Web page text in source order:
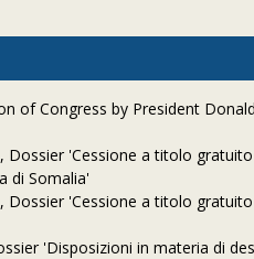
of Congress by President
Dossier 'Cessione a titolo
di Somalia'
Dossier 'Cessione a titolo
'Disposizioni in materia di